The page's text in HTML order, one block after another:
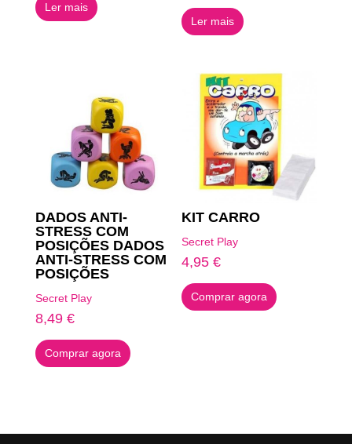
Ler mais
Ler mais
DADOS ANTI-
STRESS COM
POSIÇÕES DADOS
ANTI-STRESS COM
POSIÇÕES
Secret Play
8,49 €
Comprar agora
KIT CARRO
Secret Play
4,95€
Comprar agora